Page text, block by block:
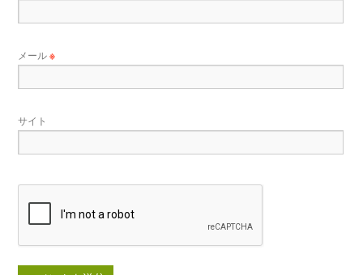
メール※
サイト